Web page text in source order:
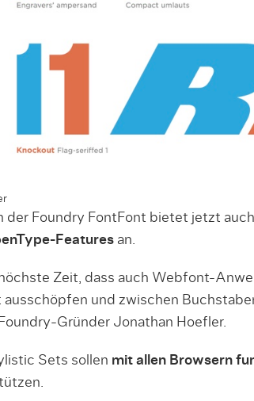
der Foundry FontFont bietet jetzt auch
Featuresan.
Zeit, dass auch Webfont-
und zwischen
Gründer Jonathan Hoefler.
Sets sollen mit allen Browsern